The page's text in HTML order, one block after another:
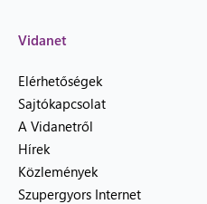
Vidanet
Elérhetőségek
Sajtókapcsolat
A Vidanetről
Hírek
Közlemények
Szupergyors Internet